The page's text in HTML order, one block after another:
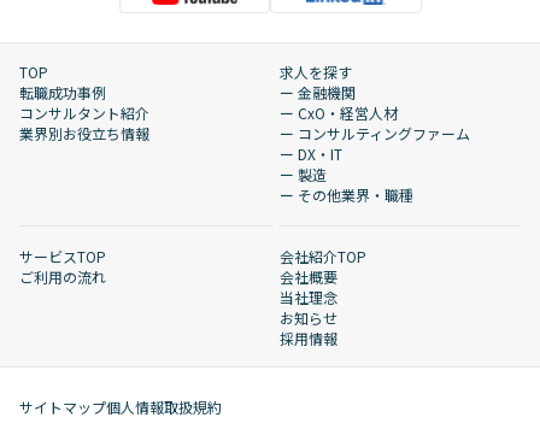
TOP
転職成功事例
コンサルタント紹介
業界別お役立ち情報
求人を探す
ー 金融機関
ー CxO・経営人材
ー コンサルティングファーム
ー DX・IT
ー 製造
ー その他業界・職種
サービスTOP
ご利用の流れ
会社紹介TOP
会社概要
当社理念
お知らせ
採用情報
サイトマップ個人情報取扱規約